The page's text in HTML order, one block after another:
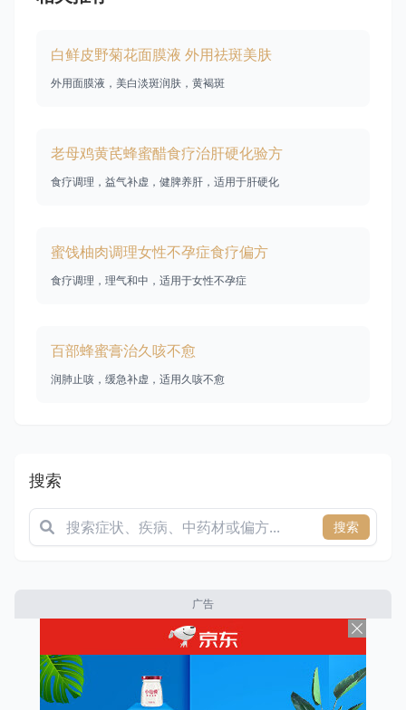
白鲜皮野菊花面膜液 外用祛斑美肤
外用面膜液，美白淡斑润肤，黄褐斑
老母鸡黄芪蜂蜜醋食疗治肝硬化验方
食疗调理，益气补虚，健脾养肝，适用于肝硬化
蜜饯柚肉调理女性不孕症食疗偏方
食疗调理，理气和中，适用于女性不孕症
百部蜂蜜膏治久咳不愈
润肺止咳，缓急补虚，适用久咳不愈
搜索
搜索
广告